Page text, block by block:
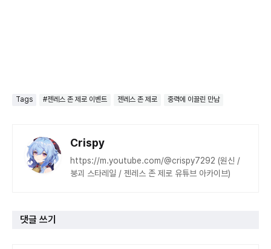
Tags #젠레스 존 제로 이벤트 젠레스 존 제로 중력에 이끌린 만남
Crispy
https://m.youtube.com/@crispy7292 (원신 /
붕괴 스타레일 / 젠레스 존 제로 유튜브 아카이브)
댓글 쓰기